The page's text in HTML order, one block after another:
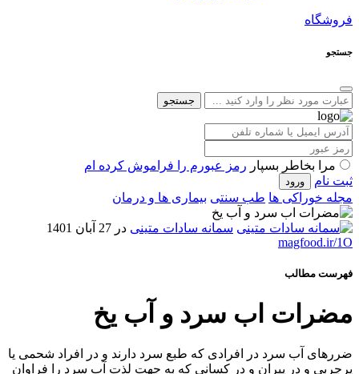
فروشگاه
جستجو
جستجو
مرا بخاطر بسپار رمز عبورم را فراموش کرده ام
ثبت نام
مجله خوراکی ها طب سنتی بیماری ها و درمان
سمانه سادات متینی در 27 آبان 1401
magfood.ir/1O
فهرست مطالب
مضرات اب سرد و آب یخ
ضررهای آب سرد در افرادی که طبع سرد دارند و در افراد شحمی یا
پرچربی و در پیران و در کسانی که به جهت لذت آب سرد را فراوان